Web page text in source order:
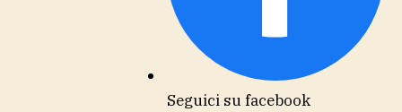
Seguici su facebook